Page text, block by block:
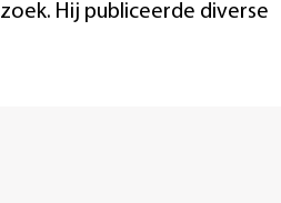
Hij publiceerde diverse